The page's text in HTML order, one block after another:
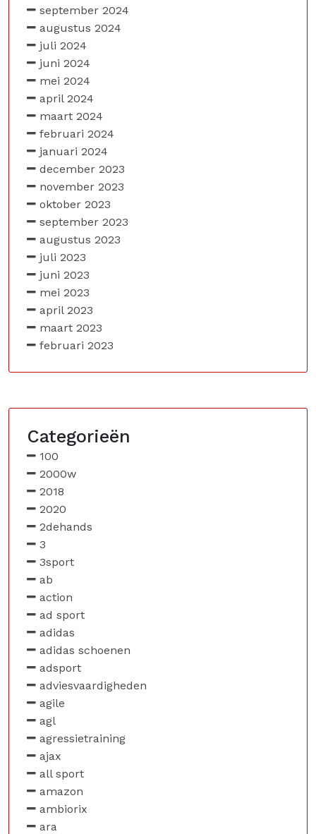
september 2024
augustus 2024
juli 2024
juni 2024
mei 2024
april 2024
maart 2024
februari 2024
januari 2024
december 2023
november 2023
oktober 2023
september 2023
augustus 2023
juli 2023
juni 2023
mei 2023
april 2023
maart 2023
februari 2023
Categorieën
100
2000w
2018
2020
2dehands
3
3sport
ab
action
ad sport
adidas
adidas schoenen
adsport
adviesvaardigheden
agile
agl
agressietraining
ajax
all sport
amazon
ambiorix
ara